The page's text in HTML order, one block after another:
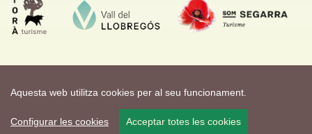
Aquesta web utilitza cookies per al seu funcionament.
Configurar les cookies Acceptar totes les cookies